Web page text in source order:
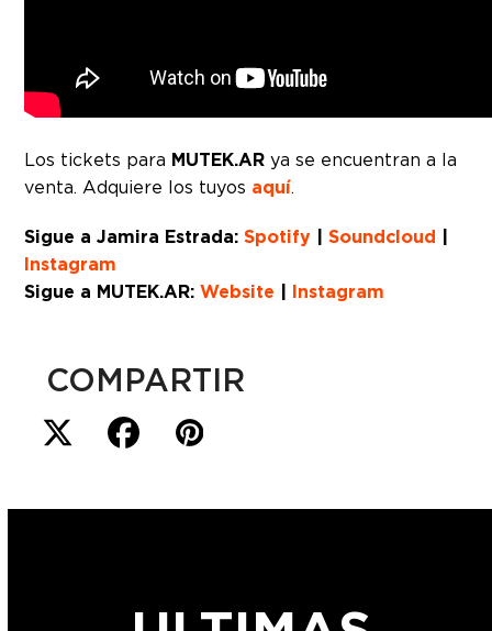
Los tickets para MUTEK.AR ya se encuentran a la
venta. Adquiere los tuyos aquí.
Sigue a Jamira Estrada:Spotify |Soundcloud
Instagram
Sigue a MUTEK.AR:Website Instagram
COMPARTIR